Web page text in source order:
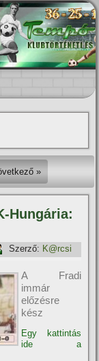
»
Hungária:
Szerző: K@rcsi
A Fradi
immár
előzésre
kész
Egy kattintás
ide a